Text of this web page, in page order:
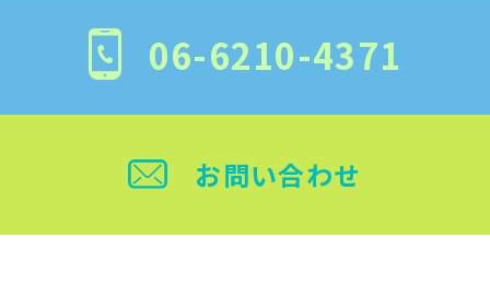
06-6210-4371
お問い合わせ